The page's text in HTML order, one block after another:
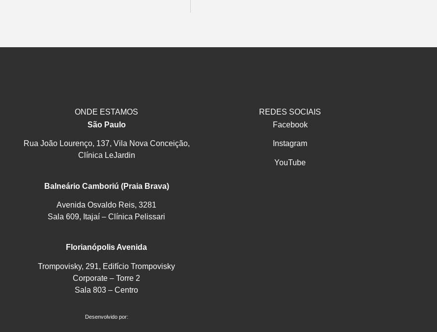
ONDE ESTAMOS
São Paulo
Rua João Lourenço, 137, Vila Nova Conceição,
Clínica LeJardin
Balneário Camboriú (Praia Brava)
Avenida Osvaldo Reis, 3281
Sala 609, Itajaí – Clínica Pelissari
Florianópolis Avenida
Trompovisky, 291, Edifício Trompovisky
Corporate – Torre 2
Sala 803 – Centro
REDES SOCIAIS
Facebook
Instagram
YouTube
Desenvolvido por: